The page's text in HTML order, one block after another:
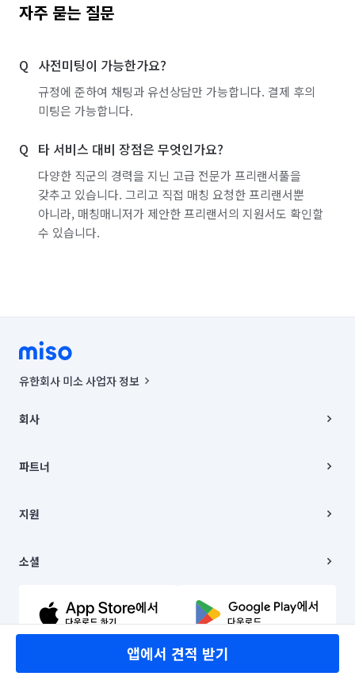
자주 묻는 질문
사전미팅이 가능한가요?
규정에 준하여 채팅과 유선상담만 가능합니다. 결제 후의
미팅은 가능합니다.
타 서비스 대비 장점은 무엇인가요?
다양한 직군의 경력을 지닌 고급 전문가 프리랜서풀을
갖추고 있습니다. 그리고 직접 매칭 요청한 프리랜서뿐
아니라, 매칭매니저가 제안한 프리랜서의 지원서도 확인할
수 있습니다.
앱에서 견적 받기
유한회사 미소 사업자 정보
00019 |
주소 | 본사: 서울특별시 종로구 율곡로 6(중학동, 트윈트리빌딩) B동 5층
컨택센터 : 서울특별시 종로구 수송동 율곡로 24, 7층, 8층 미소
상품, 상품정보, 거래에 관한 의무와 책임은 거래당사자에게 있습니다.
언론 보도 관련 문의:
© 유한회사 미소. Miso, Inc. All Rights Reserved.
회사
채용
파트너
이사
지원
이용약관
문의하기
소셜
유튜브